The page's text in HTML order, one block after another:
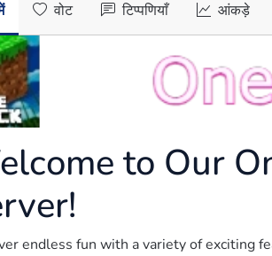
वोट टिप्पणियाँ आंकड़े
to Our
endless fun with a variety of exciting